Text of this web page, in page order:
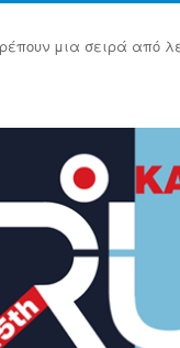
μια σειρά από